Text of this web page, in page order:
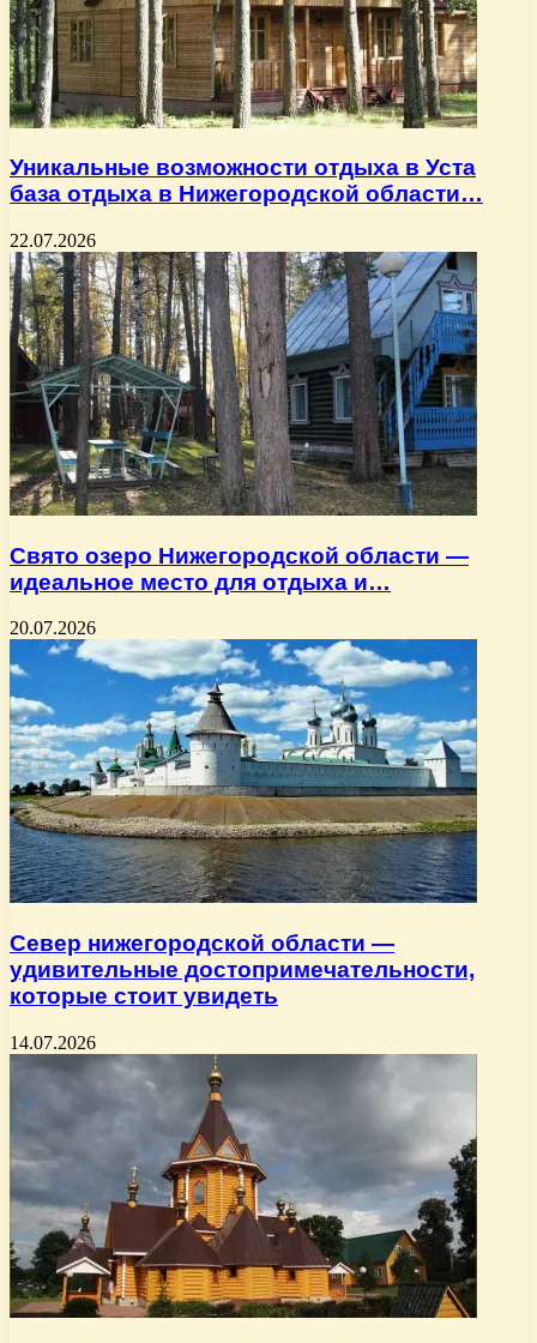
Уникальные возможности отдыха в Уста
база отдыха в Нижегородской области…
22.07.2026
Свято озеро Нижегородской области —
идеальное место для отдыха и…
20.07.2026
Север нижегородской области —
удивительные достопримечательности,
которые стоит увидеть
14.07.2026